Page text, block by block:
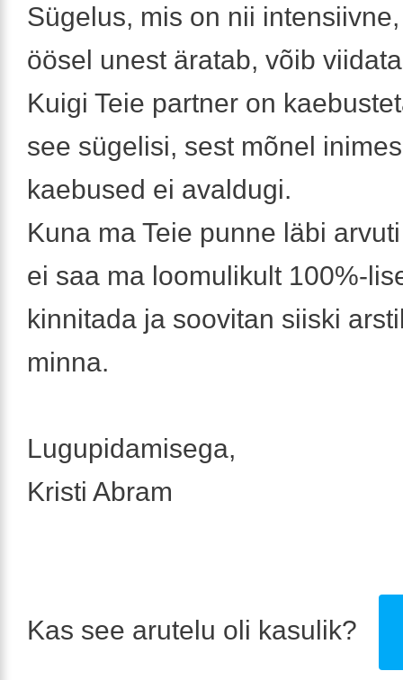
Sügelus, mis on nii
öösel unest äratab, võib
Kuigi Teie partner on
see sügelisi, sest mõnel
kaebused ei avaldugi.
Kuna ma Teie punne läbi
ei saa ma loomulikult 100%-
kinnitada ja soovitan siiski
minna.
Lugupidamisega,
Kristi Abram
Kas see arutelu oli kasulik?